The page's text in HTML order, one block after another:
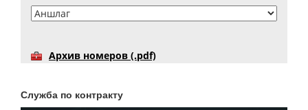
Архив номеров (.pdf)
Служба по контракту